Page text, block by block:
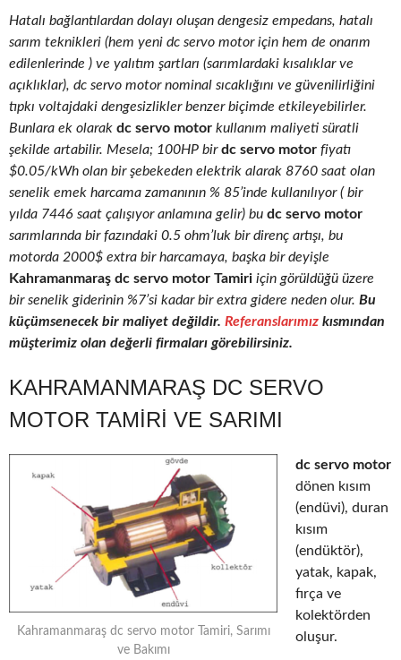
Hatalı bağlantılardan dolayı oluşan dengesiz empedans, hatalı
sarım teknikleri (hem yeni dc servo motor için hem de onarım
edilenlerinde ) ve yalıtım şartları (sarımlardaki kısalıklar ve
açıklıklar), dc servo motor nominal sıcaklığını ve güvenilirliğini
tıpkı voltajdaki dengesizlikler benzer biçimde etkileyebilirler.
Bunlara ek olarak dc servo motor kullanım maliyeti süratli
şekilde artabilir. Mesela; 100HP birdc servo motor fiyatı
$0.05/kWh olan bir şebekeden elektrik alarak 8760 saat olan
senelik emek harcama zamanının % 85’inde kullanılıyor ( bir
yılda 7446 saat çalışıyor anlamına gelir) bu dc servo motor
sarımlarında bir fazındaki 0.5 ohm’luk bir direnç artışı, bu
motorda 2000$ extra bir harcamaya, başka bir deyişle
Kahramanmaraş dc servo motor Tamiri için görüldüğü üzere
bir senelik giderinin %7’si kadar bir extra gidere neden olur. Bu
küçümsenecek bir maliyet değildir. Referanslarımız kısmından
müşterimiz olan değerli firmaları görebilirsiniz.
KAHRAMANMARAŞ DC SERVO
MOTOR TAMIRI VE SARIMI
Kahramanmaraş dc servo motor Tamiri, Sarımı
ve Bakımı
dc servo motor
dönen kısım
(endüvi), duran
kısım
(endüktör),
yatak, kapak,
fırça ve
kolektörden
oluşur.